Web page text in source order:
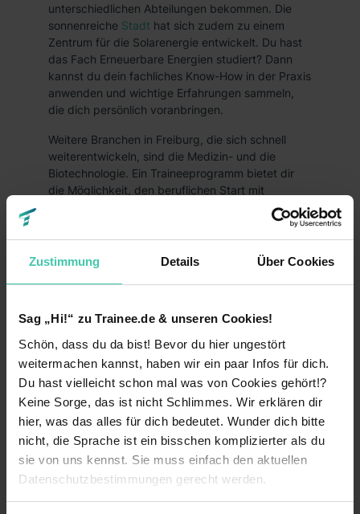
Zustimmung Details Über Cookies
Sag „Hi!“ zu Trainee.de & unseren Cookies!
Schön, dass du da bist! Bevor du hier ungestört
weitermachen kannst, haben wir ein paar Infos für dich.
Du hast vielleicht schon mal was von Cookies gehört!?
Keine Sorge, das ist nicht Schlimmes. Wir erklären dir
hier, was das alles für dich bedeutet. Wunder dich bitte
nicht, die Sprache ist ein bisschen komplizierter als du
sie von uns kennst. Sie muss einfach den aktuellen
Datenschutzbestimmungen gerecht werden.
unterschiedlichen Abteilungen bekommen. Die
sonnenreiche Stadt hat sich zudem zu einem
Zentrum für die Solarenergie entwickelt. Du hast
das Fach Erneuerbare Energien studiert? Dann
kannst du dein fachliches Know-How in der Praxis
anwenden und wichtige Erfahrungen sammeln,
die dich persönlich voranbringen.
Weitere Branchen in Freiburg, die sich schnell
weiterentwickeln, sind die Medizin- und die
Biotechnologie. Ein Traineeprogramm bietet dir
die Möglichkeit, den beruflichen Start mit
spannenden Projekten anzugehen, Neues zu
einzubringen. Auch dieInformations- und die
Medientechnologie sind in Freiburg wichtige
Du fühlst dich eher in der Lebens- und
Genussmittelbranche zu Hause? Hier kannst du
als Trainee in verschiedenen Unternehmen tätig
werden. ObManagement,Marketingoder
Finanzen– schreibe deine Bewerbung, glänze mit
deinen Soft-Skills und schon bist du neuer
Mitarbeiter im Traineeprogramm und vielleicht die
Führungskraft von morgen.